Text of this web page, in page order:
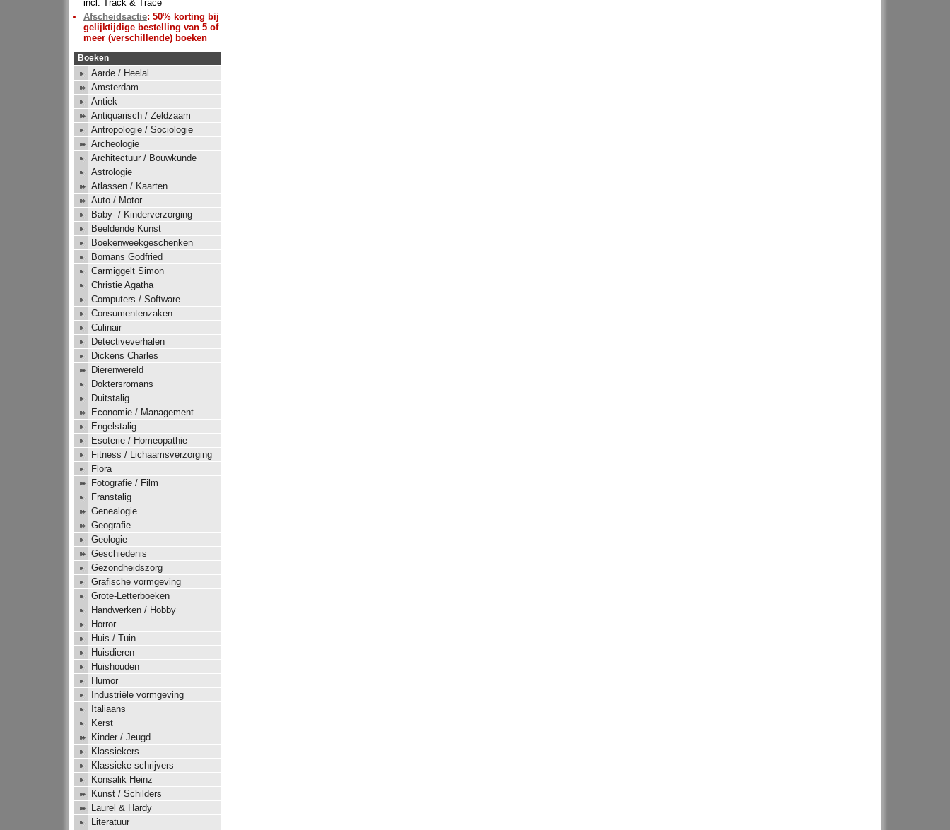
incl. Track & Trace
Afscheidsactie: 50% korting bij
gelijktijdige bestelling van 5 of
meer (verschillende) boeken
Boeken
Aarde / Heelal
Amsterdam
Antiek
Antiquarisch / Zeldzaam
Antropologie / Sociologie
Archeologie
Architectuur / Bouwkunde
Astrologie
Atlassen / Kaarten
Auto / Motor
Baby- / Kinderverzorging
Beeldende Kunst
Boekenweekgeschenken
Bomans Godfried
Carmiggelt Simon
Christie Agatha
Computers / Software
Consumentenzaken
Culinair
Detectiveverhalen
Dickens Charles
Dierenwereld
Doktersromans
Duitstalig
Economie / Management
Engelstalig
Esoterie / Homeopathie
Fitness / Lichaamsverzorging
Flora
Fotografie / Film
Franstalig
Genealogie
Geografie
Geologie
Geschiedenis
Gezondheidszorg
Grafische vormgeving
Grote-Letterboeken
Handwerken / Hobby
Horror
Huis / Tuin
Huisdieren
Huishouden
Humor
Industriële vormgeving
Italiaans
Kerst
Kinder / Jeugd
Klassiekers
Klassieke schrijvers
Konsalik Heinz
Kunst / Schilders
Laurel & Hardy
Literatuur